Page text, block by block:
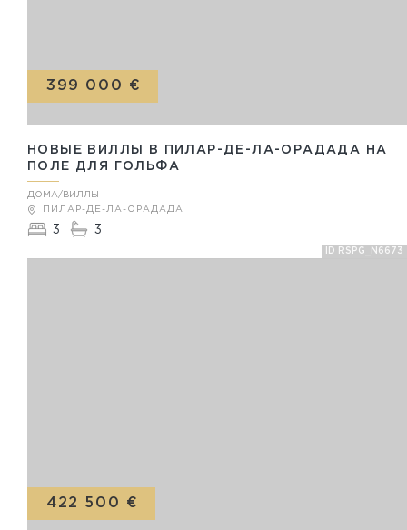
НОВЫЕ ВИЛЛЫ В ПИЛАР-ДЕ-ЛА-ОРАДАДА НА
ПОЛЕ ДЛЯ ГОЛЬФА
ПИЛАР-ДЕ-ЛА-ОРАДАДА
399 000 €
ДОМА/ВИЛЛЫ
3 3
ID RSPG_N6673
422 500 €